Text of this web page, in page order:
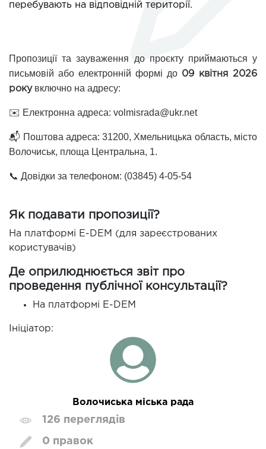
перебувають на відповідній території.
Пропозиції та зауваження до проєкту приймаються у
письмовій або електронній формі до 09 квітня 2026
року включно на адресу:
✉️ Електронна адреса: volmisrada@ukr.net
📬 Поштова адреса: 31200, Хмельницька область, місто
Волочиськ, площа Центральна, 1.
📞 Довідки за телефоном: (03845) 4-05-54
Як подавати пропозиції?
На платформі E-DEM (для зареєстрованих
користувачів)
Де оприлюднюється звіт про
проведення публічної консультації?
На платформі E-DEM
Ініціатор:
Волочиська міська рада
126 переглядів
0 правок